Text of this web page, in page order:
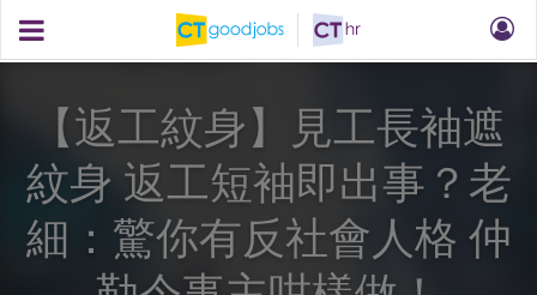
【返工紋身】見工長袖遮
紋身 返工短袖即出事？老
細：驚你有反社會人格 仲